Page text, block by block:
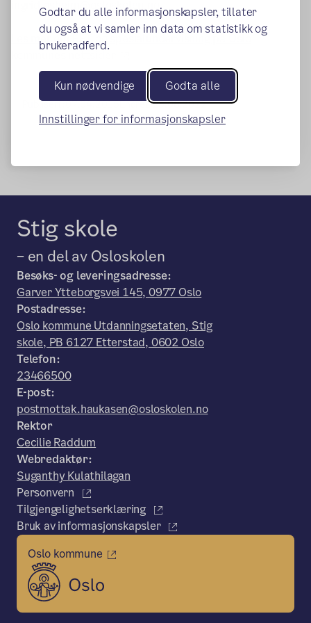
Godtar du alle informasjonskapsler, tillater
du også at vi samler inn data om statistikk og
brukeradferd.
Kun nødvendige Godta alle
Innstillinger for informasjonskapsler
ingrid.asheim@osloskolen.no
Les mer om PPT og spesialundervisning på Oslo
Publisert:07.04.2015Endret:25.08.2022
Stig skole
– en del av Osloskolen
Besøks- og leveringsadresse:
Garver Ytteborgsvei 145, 0977 Oslo
Postadresse:
Oslo kommune Utdanningsetaten, Stig
skole, PB 6127 Etterstad, 0602 Oslo
Telefon:
23466500
E-post:
postmottak.haukasen@osloskolen.no
Rektor
Cecilie Raddum
Webredaktør:
Suganthy Kulathilagan
Personvern
Tilgjengelighetserklæring
Bruk av informasjonskapsler
Oslo kommune